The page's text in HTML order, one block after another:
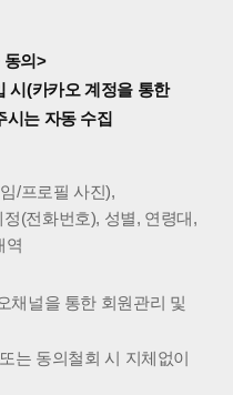
동의>
시(카카오 계정을 통한
시는 자동 수집
/프로필 사진),
(전화번호), 성별, 연령대,
역
채널을 통한 회원관리 및
는 동의철회 시 지체없이